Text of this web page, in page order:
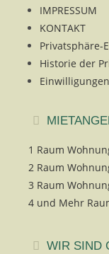
IMPRESSUM
KONTAKT
Privatsphäre-
Historie der
1 Raum
2 Raum
3 Raum
4 und Mehr
WIR SIND